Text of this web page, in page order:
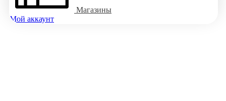
Магазины
Мой аккаунт